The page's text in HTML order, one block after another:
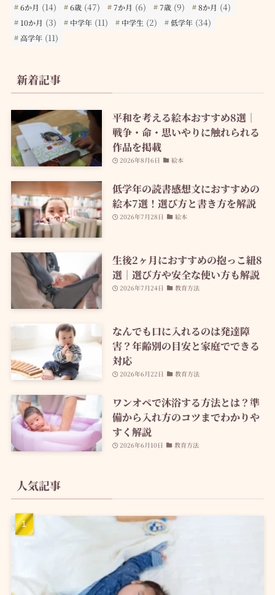
6か月 (14) 6歳 (47) 7か月 (6) 7歳 (9) 8か月 (4)
10か月 (3) 中学年 (11) 中学生 (2) 低学年 (34)
高学年 (11)
新着記事
平和を考える絵本おすすめ8選｜
戦争・命・思いやりに触れられる
作品を掲載
2026年8月6日 絵本
低学年の読書感想文におすすめの
絵本7選！選び方と書き方を解説
2026年7月28日 絵本
生後2ヶ月におすすめの抱っこ紐8
選｜選び方や安全な使い方も解説
2026年7月24日 教育方法
なんでも口に入れるのは発達障
害？年齢別の目安と家庭でできる
対応
2026年6月22日 教育方法
ワンオペで沐浴する方法とは？準
備から入れ方のコツまでわかりや
すく解説
2026年6月10日 教育方法
人気記事